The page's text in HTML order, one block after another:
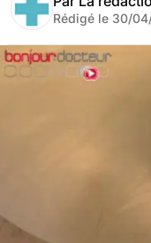
Rédigé le 30/